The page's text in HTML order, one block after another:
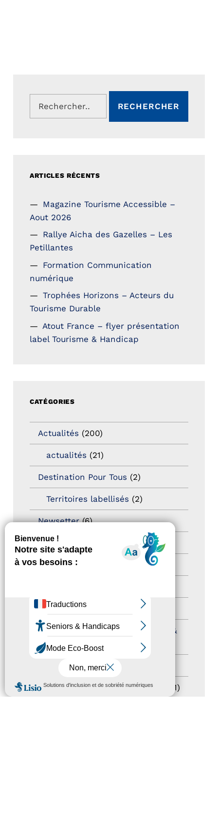
MENU
Rechercher :
ARTICLES RÉCENTS
Magazine Tourisme Accessible –
Aout 2026
Rallye Aicha des Gazelles – Les
Petillantes
Formation Communication
numérique
Trophées Horizons – Acteurs du
Tourisme Durable
Atout France – flyer présentation
label Tourisme & Handicap
CATÉGORIES
Actualités (200)
actualités (21)
Destination Pour Tous (2)
Territoires labellisés (2)
Newsetter(6)
Newsletter pro
Nos Actions
Formation
Journées nationales Tourisme &
Handicap
(5)
Salons(11)
Sommet mondial du tourisme (1)